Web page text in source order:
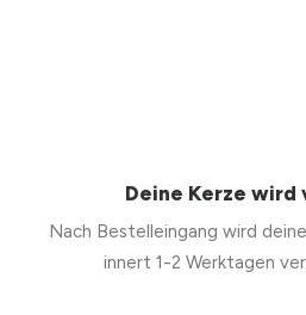
Deine Kerze
Nach Bestelleingang wird
innert 1-2 Werktagen